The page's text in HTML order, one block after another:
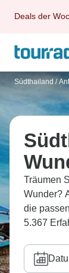
Deals der
Südthailand /
Träumen
Wunder?
die
5.367